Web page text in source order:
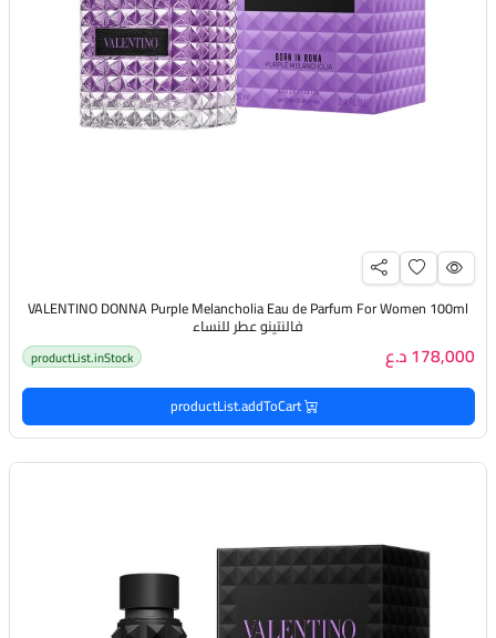
VALENTINO DONNA Purple Melancholia Eau de Parfum For Women 100ml
فالنتينو عطر للنساء
178,000 د.ع productList.inStock
productList.addToCart